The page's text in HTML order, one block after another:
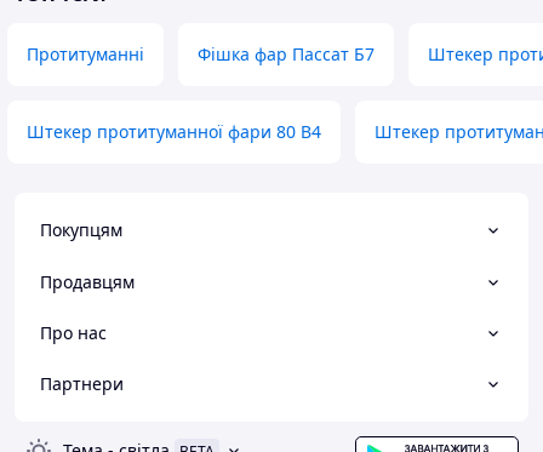
Протитуманні Фішка фар Пассат Б7 Штекер
Штекер протитуманної фари 80 B4 Штекер
Покупцям
Продавцям
Про нас
Партнери